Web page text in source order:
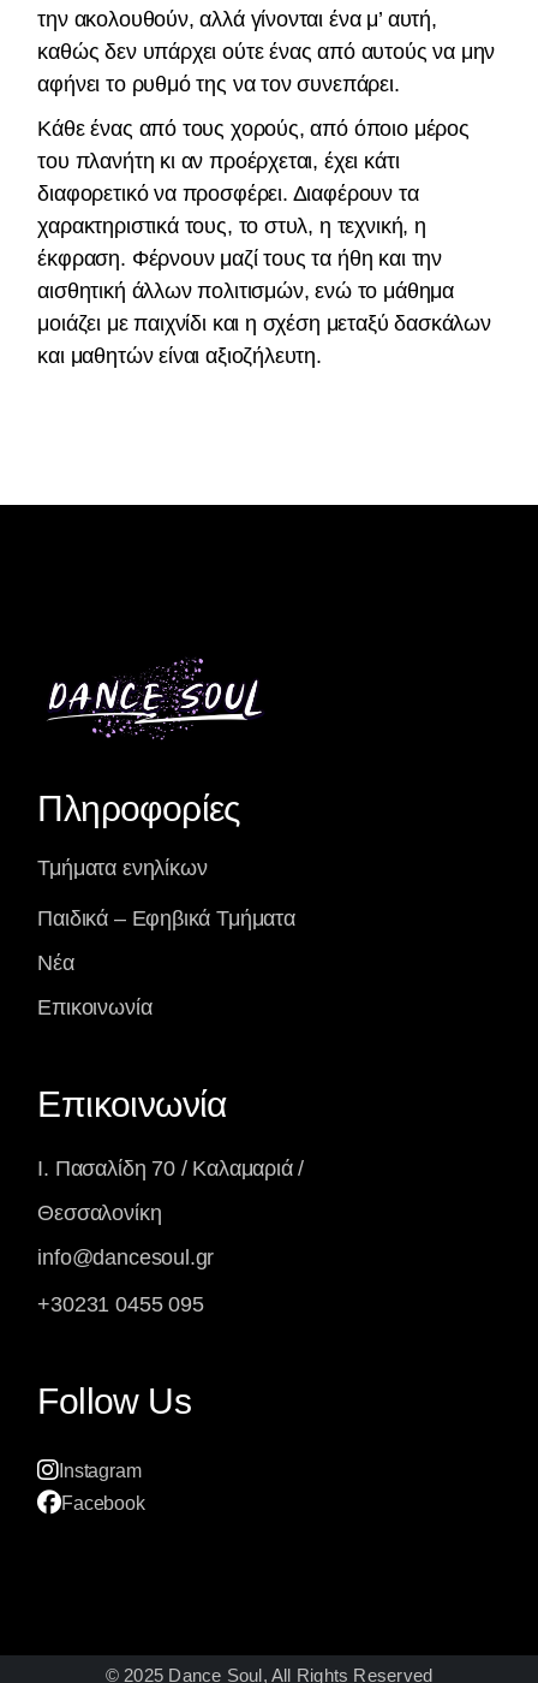
την ακολουθούν, αλλά γίνονται ένα μ’ αυτή,
καθώς δεν υπάρχει ούτε ένας από αυτούς να μην
αφήνει το ρυθμό της να τον συνεπάρει.
Κάθε ένας από τους χορούς, από όποιο μέρος
του πλανήτη κι αν προέρχεται, έχει κάτι
διαφορετικό να προσφέρει. Διαφέρουν τα
χαρακτηριστικά τους, το στυλ, η τεχνική, η
έκφραση. Φέρνουν μαζί τους τα ήθη και την
αισθητική άλλων πολιτισμών, ενώ το μάθημα
μοιάζει με παιχνίδι και η σχέση μεταξύ δασκάλων
και μαθητών είναι αξιοζήλευτη.
Πληροφορίες
Τμήματα ενηλίκων
Παιδικά – Εφηβικά Τμήματα
Νέα
Επικοινωνία
Επικοινωνία
Ι. Πασαλίδη 70 / Καλαμαριά /
Θεσσαλονίκη
info@dancesoul.gr
+30231 0455 095
Follow Us
Instagram
Facebook
© 2025 Dance Soul, All Rights Reserved